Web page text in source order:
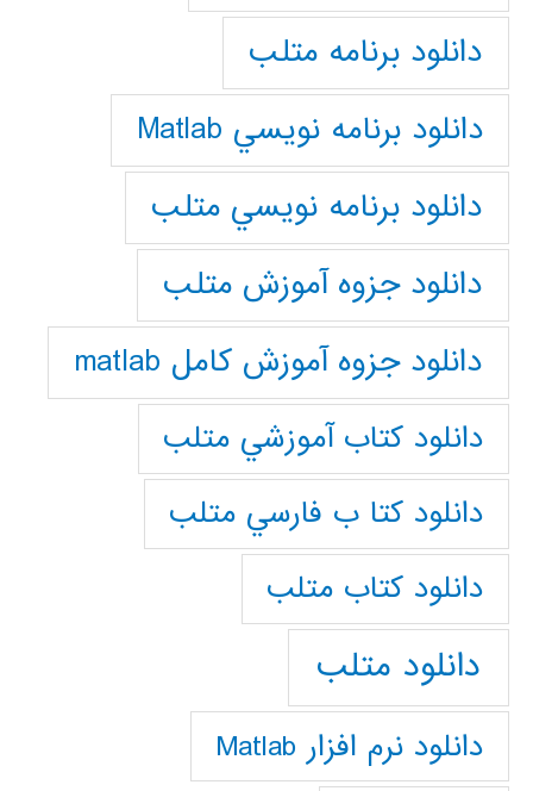
دانلود برنامه متلب
دانلود برنامه نويسي Matlab
دانلود برنامه نويسي متلب
دانلود جزوه آموزش متلب
دانلود جزوه آموزش کامل matlab
دانلود كتاب آموزشي متلب
دانلود كتا ب فارسي متلب
دانلود كتاب متلب
دانلود متلب
دانلود نرم افزار Matlab